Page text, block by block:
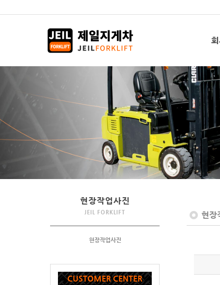
현장작업사진
JEIL FORKLIFT
현장작업사진
CUSTOMER CENTER
현장